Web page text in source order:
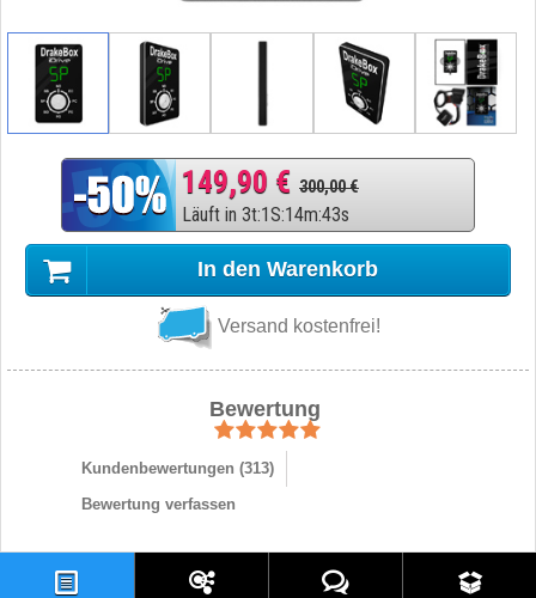
149,90 € 300,00 €
Läuft in 3t:1S:14m:42s
In den Warenkorb
Versand kostenfrei!
Bewertung
Kundenbewertungen (313)
Bewertung verfassen